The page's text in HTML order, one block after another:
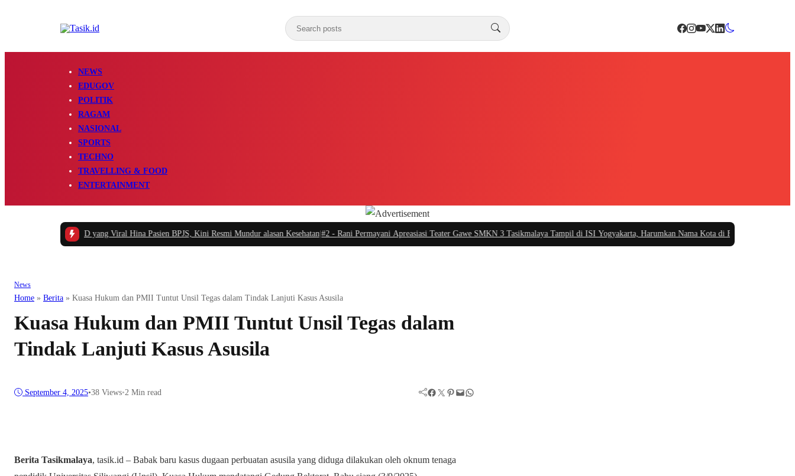
NEWS
EDUGOV
POLITIK
RAGAM
NASIONAL
SPORTS
TECHNO
TRAVELLING & FOOD
ENTERTAINMENT
Pegawai RSUD yang Viral Hina Pasien BPJS, Kini Resmi Mundur alasan Kesehatan|#2 -Rani Permayani Apreasiasi Teater Gawe SMKN 3 Tasikmalaya Tampil di ISI Yogyakarta, Harumkan Nama Kota di Festival Teater Remaja
News
Home » Berita » Kuasa Hukum dan PMII Tuntut Unsil Tegas dalam Tindak Lanjuti Kasus Asusila
Kuasa Hukum dan PMII Tuntut Unsil Tegas dalam
Tindak Lanjuti Kasus Asusila
September 4, 2025•38 Views•2 Min read Facebook Twitter Pinterest Mail WhatsApp
Berita Tasikmalaya, tasik.id – Babak baru kasus dugaan perbuatan asusila yang diduga dilakukan oleh oknum tenaga